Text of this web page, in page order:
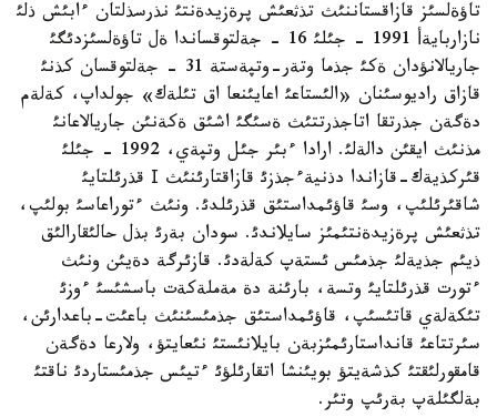
تاؤةلسئز قازاقستاننئث تذثعئش پرةزيدةنتئ نذرسذلتان ءابئش ذلئ
نازاربايةأ 1991 - جئلئ 16 - جةلتوقساندا ةل تاؤةلسئزدئگئ
جاريالانؤدان ةكئ جذما وتةر-وتپةستة 31 - جةلتوقسان كذنئ
قازاق راديوسئنان «الئستاعئ اعايئنعا اق تئلةك» جولداپ، كةلةم
دةگةن جذرتقا اتاجذرتتئث ةسئگئ اشئق ةكةنئن جاريالاعانئ
مذنئث ايقئن دالةلئ. ارادا ءبئر جئل وتپةي، 1992 - جئلئ
قئركذيةك-قازاندا دذنيةءجذزئ قازاقتارئنئث І قذرئلتايئ
شاقئرئلئپ، وسئ قاؤئمداستئق قذرئلدئ. ونئث ءتوراعاسئ بولئپ،
تذثعئش پرةزيدةنتئمئز سايلاندئ. سودان بةرئ بذل حالئقارالئق
ذيئم جذيةلئ جذمئس ئستةپ كةلةدئ. قازئرگة دةيئن ونئث
ءتورت قذرئلتايئ وتسة، بارئنة دة مةملةكةت باسشئسئ ءوزئ
تئكةلةي قاتئسئپ، قاؤئمداستئق جذمئسئنئث باعئت-باعدارئن،
سئرتتاعئ قانداستارئمئزبةن بايلانئستئ نئعايتؤ، ولارعا دةگةن
قامقورلئقتئ كذشةيتؤ بويئنشا اتقارئلؤئ ءتيئس جذمئستاردئ ناقتئ
بةلگئلةپ بةرئپ وتئر.